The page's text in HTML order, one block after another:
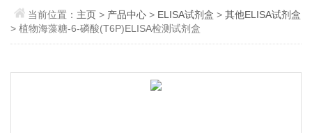
当前位置： 主页> 产品中心 > ELISA试剂盒 >其他ELISA试剂盒
> 植物海藻糖-6-磷酸(T6P)ELISA检测试剂盒